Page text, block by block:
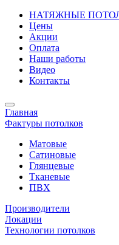
НАТЯЖНЫЕ
Цены
Акции
Оплата
Наши работы
Видео
Контакты
Главная
Фактуры потолков
Матовые
Сатиновые
Глянцевые
Тканевые
ПВХ
Производители
Локации
Технологии потолков